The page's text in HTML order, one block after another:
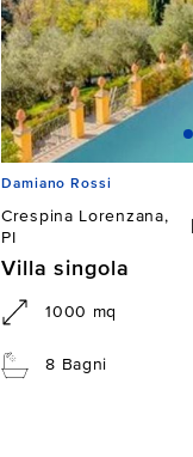
Damiano Rossi
Crespina Lorenzana,
PI
Villa singola
1000 mq
8 Bagni